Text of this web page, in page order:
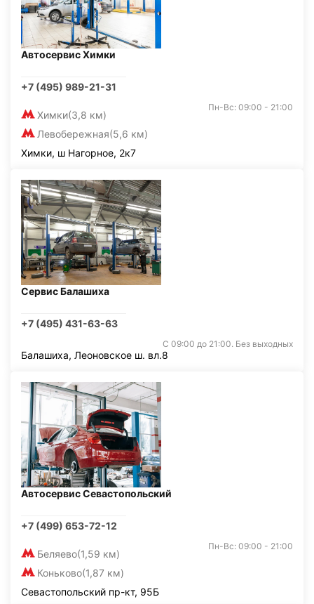
Автосервис Химки
+7 (495) 989-21-31
Химки(3,8 км)
Левобережная(5,6 км)
Пн-Вс: 09:00 - 21:00
Химки, ш Нагорное, 2к7
Сервис Балашиха
+7 (495) 431-63-63
С 09:00 до 21:00. Без выходных
Балашиха, Леоновское ш. вл.8
Автосервис Севастопольский
+7 (499) 653-72-12
Беляево(1,59 км)
Коньково(1,87 км)
Пн-Вс: 09:00 - 21:00
Севастопольский пр-кт, 95Б